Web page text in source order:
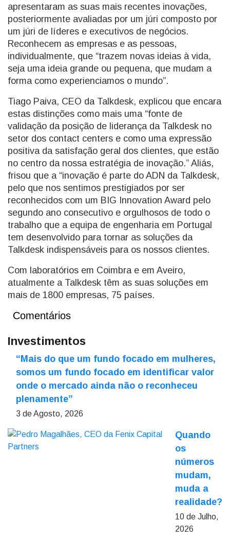
apresentaram as suas mais recentes inovações,
posteriormente avaliadas por um júri composto por
um júri de líderes e executivos de negócios.
Reconhecem as empresas e as pessoas,
individualmente, que “trazem novas ideias à vida,
seja uma ideia grande ou pequena, que mudam a
forma como experienciamos o mundo”.
Tiago Paiva, CEO da Talkdesk, explicou que encara
estas distinções como mais uma “fonte de
validação da posição de liderança da Talkdesk no
setor dos contact centers e como uma expressão
positiva da satisfação geral dos clientes, que estão
no centro da nossa estratégia de inovação.” Aliás,
frisou que a “inovação é parte do ADN da Talkdesk,
pelo que nos sentimos prestigiados por ser
reconhecidos com um BIG Innovation Award pelo
segundo ano consecutivo e orgulhosos de todo o
trabalho que a equipa de engenharia em Portugal
tem desenvolvido para tornar as soluções da
Talkdesk indispensáveis para os nossos clientes.
Com laboratórios em Coimbra e em Aveiro,
atualmente a Talkdesk têm as suas soluções em
mais de 1800 empresas, 75 países.
Comentários
Investimentos
“Mais do que um fundo focado em mulheres,
somos um fundo focado em identificar valor
onde o mercado ainda não o reconheceu
plenamente”
3 de Agosto, 2026
Quando
os
números
mudam,
muda a
realidade?
10 de Julho,
2026